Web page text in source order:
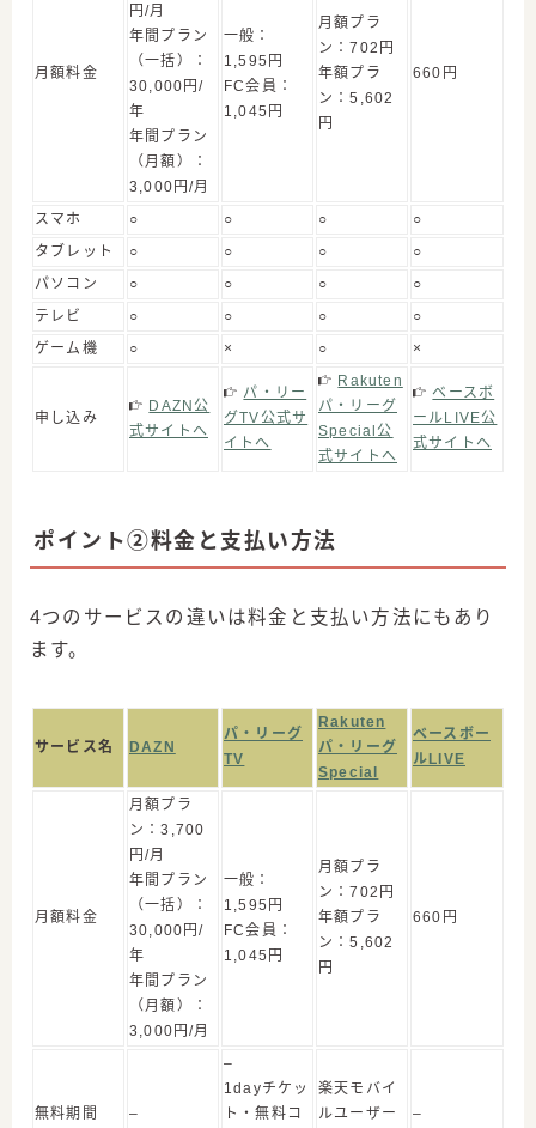
月額料金
円/月
年間プラン
（一括）：
30,000円/
年
年間プラン
（月額）：
3,000円/月
一般：
1,595円
FC会員：
1,045円
月額プラ
ン：702円
年額プラ
ン：5,602
円
660円
スマホ ○ ○ ○
○
タブレット
○ ○ ○
○
パソコン
○ ○ ○
○
テレビ
○ ○ ○
○
ゲーム機
○ × ○ ×
申し込み
DAZN公
式サイトへ
パ・リー
グTV公式サ
イトへ
Rakuten
パ・リーグ
Special公
式サイトへ
ベースボ
ールLIVE公
式サイトへ
ポイント②料金と支払い方法
4つのサービスの違いは料金と支払い方法にもあり
ます。
サービス名 DAZN
パ・リーグ
TV
Rakuten
パ・リーグ
Special
ベースボー
ルLIVE
月額料金
月額プラ
ン：3,700
円/月
年間プラン
（一括）：
30,000円/
年
年間プラン
（月額）：
3,000円/月
一般：
1,595円
FC会員：
1,045円
月額プラ
ン：702円
年額プラ
ン：5,602
円
660円
無料期間 –
–
1dayチケッ
ト・無料コ
楽天モバイ
ルユーザー
–